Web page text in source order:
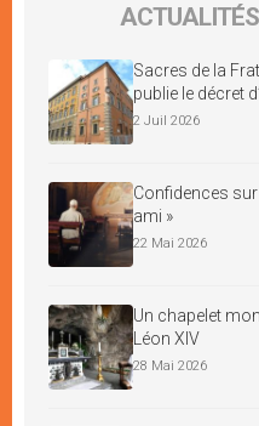
Sacres de la
publie le décret
2 Juil 2026
Confidences sur
ami »
22 Mai 2026
Un chapelet
Léon XIV
28 Mai 2026